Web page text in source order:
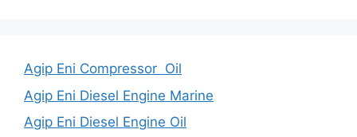
Agip Eni Compressor Oil
Agip Eni Diesel Engine Marine
Agip Eni Diesel Engine Oil